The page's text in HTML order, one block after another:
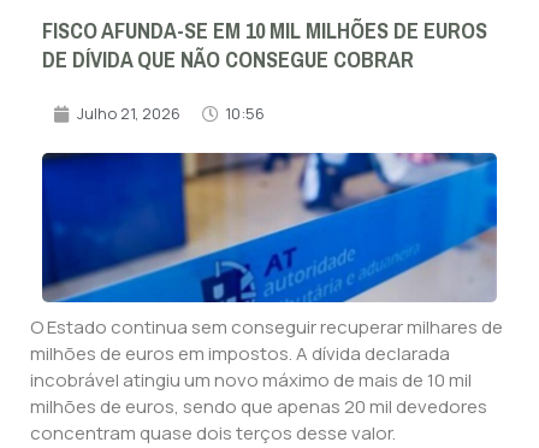
FISCO AFUNDA-SE EM 10 MIL MILHÕES DE EUROS
DE DÍVIDA QUE NÃO CONSEGUE COBRAR
Julho 21, 2026 10:56
O Estado continua sem conseguir recuperar milhares de
milhões de euros em impostos. A dívida declarada
incobrável atingiu um novo máximo de mais de 10 mil
milhões de euros, sendo que apenas 20 mil devedores
concentram quase dois terços desse valor.